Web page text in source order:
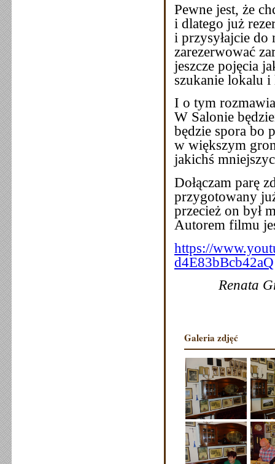
Pewne jest, że
i dlatego już
i przysyłajcie do
zarezerwować
jeszcze pojęcia
szukanie lokalu i
I o tym
W Salonie
będzie spora bo
w większym
jakichś
Dołączam parę
przygotowany
przecież on był
Autorem filmu
https://
d4E83bBcb42aQ
Renata
Galeria zdjęć